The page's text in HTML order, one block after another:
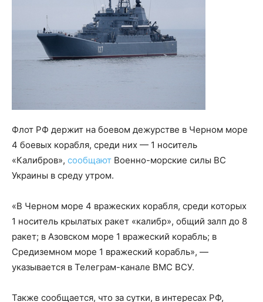
Флот РФ держит на боевом дежурстве в Черном море
4 боевых корабля, среди них — 1 носитель
«Калибров», сообщают Военно-морские силы ВС
Украины в среду утром.
«В Черном море 4 вражеских корабля, среди которых
1 носитель крылатых ракет «калибр», общий залп до 8
ракет; в Азовском море 1 вражеский корабль; в
Средиземном море 1 вражеский корабль», —
указывается в Телеграм-канале ВМС ВСУ.
Также сообщается, что за сутки, в интересах РФ,